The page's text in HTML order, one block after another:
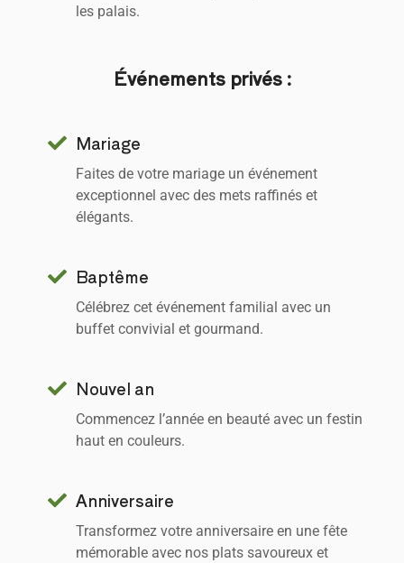
les palais.
Événements privés :
Mariage
Faites de votre mariage un événement
exceptionnel avec des mets raffinés et
élégants.
Baptême
Célébrez cet événement familial avec un
buffet convivial et gourmand.
Nouvel an
Commencez l’année en beauté avec un festin
haut en couleurs.
Anniversaire
Transformez votre anniversaire en une fête
mémorable avec nos plats savoureux et